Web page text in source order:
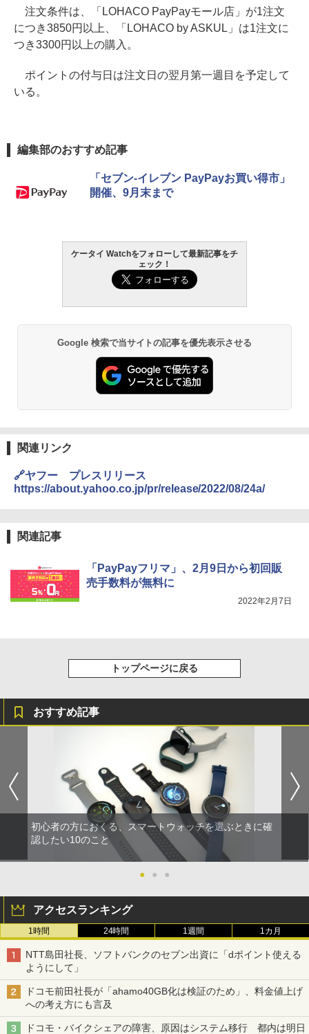
注文条件は、「LOHACO PayPayモール店」が1注文
につき3850円以上、「LOHACO by ASKUL」は1注文に
つき3300円以上の購入。
ポイントの付与日は注文日の翌月第一週目を予定して
いる。
編集部のおすすめ記事
「セブン-イレブン PayPayお買い得市」
開催、9月末まで
ケータイ Watchをフォローして最新記事をチ
ェック！
Google 検索で当サイトの記事を優先表示させる
関連リンク
🔗ヤフー プレスリリース
https://about.yahoo.co.jp/pr/release/2022/08/24a/
関連記事
「PayPayフリマ」、2月9日から初回販
売手数料が無料に
2022年2月7日
トップページに戻る
おすすめ記事
初心者の方におくる、スマートウォッチを選ぶときに確
認したい10のこと
● ● ●
アクセスランキング
1時間 24時間 1週間 1カ月
NTT島田社長、ソフトバンクのセブン出資に「dポイント使える
ようにして」
ドコモ前田社長が「ahamo40GB化は検証のため」、料金値上げ
への考え方にも言及
ドコモ・バイクシェアの障害、原因はシステム移行 都内は明日